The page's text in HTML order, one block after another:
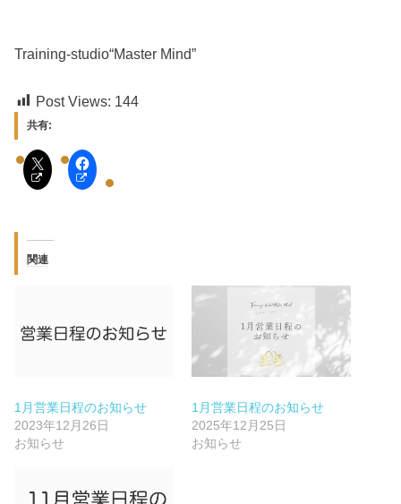
Training-studio“Master Mind”
Post Views: 144
共有:
関連
1月営業日程のお知らせ
2023年12月26日
お知らせ
1月営業日程のお知らせ
2025年12月25日
お知らせ